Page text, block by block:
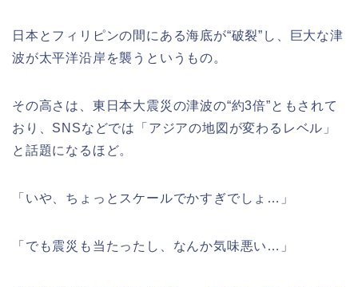
日本とフィリピンの間にある海底が“破裂”し、巨大な津
波が太平洋沿岸を襲うというもの。
その高さは、東日本大震災の津波の“約3倍”ともされて
おり、SNSなどでは「アジアの地図が変わるレベル」
と話題になるほど。
「いや、ちょっとスケールでかすぎでしょ…」
「でも震災も当たったし、なんか気味悪い…」